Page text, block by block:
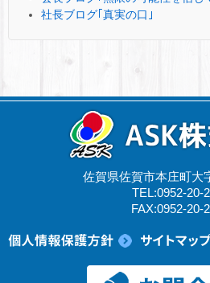
社長ブログ｢真実の口｣
佐賀県佐賀市本庄町大
TEL:0952-20-
FAX:0952-20-